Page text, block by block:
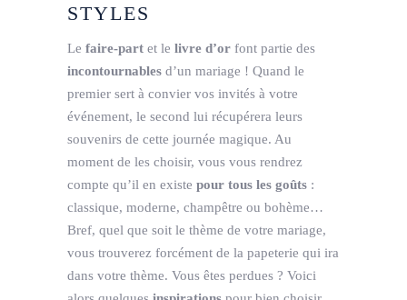
STYLES
Le faire-part et le livre d’or font partie des
incontournables d’un mariage ! Quand le
premier sert à convier vos invités à votre
événement, le second lui récupérera leurs
souvenirs de cette journée magique. Au
moment de les choisir, vous vous rendrez
compte qu’il en existe pour tous les goûts :
classique, moderne, champêtre ou bohème…
Bref, quel que soit le thème de votre mariage,
vous trouverez forcément de la papeterie qui ira
dans votre thème. Vous êtes perdues ? Voici